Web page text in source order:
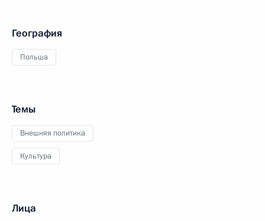
География
Польша
Темы
Внешняя политика
Культура
Лица